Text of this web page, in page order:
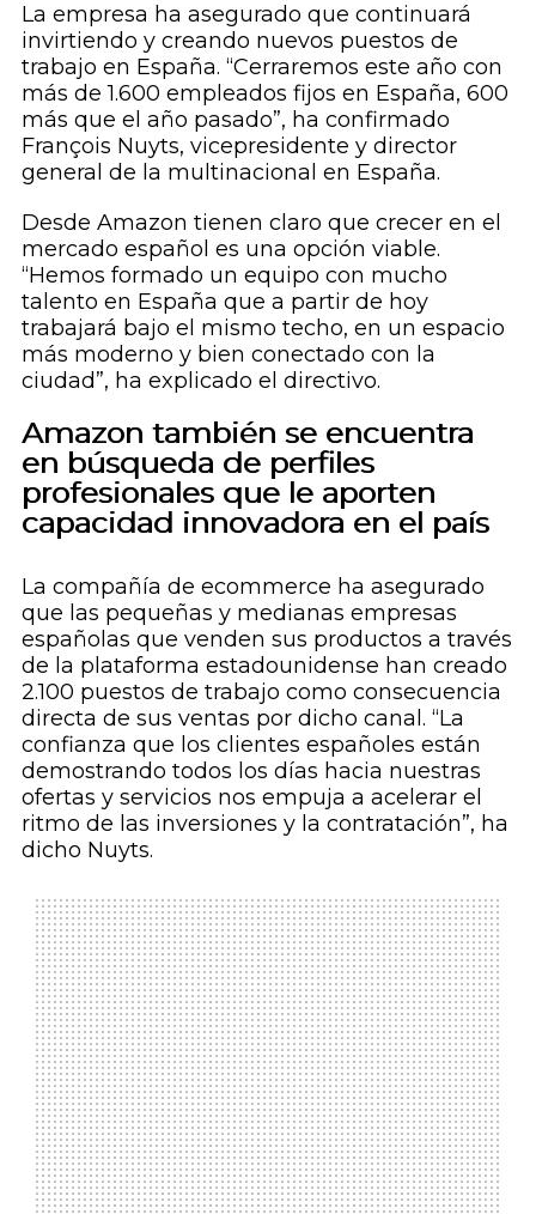
La empresa ha asegurado que continuará
invirtiendo y creando nuevos puestos de
trabajo en España. “Cerraremos este año con
más de 1.600 empleados fijos en España, 600
más que el año pasado”, ha confirmado
François Nuyts, vicepresidente y director
general de la multinacional en España.
Desde Amazon tienen claro que crecer en el
mercado español es una opción viable.
“Hemos formado un equipo con mucho
talento en España que a partir de hoy
trabajará bajo el mismo techo, en un espacio
más moderno y bien conectado con la
ciudad”, ha explicado el directivo.
Amazon también se encuentra
en búsqueda de perfiles
profesionales que le aporten
capacidad innovadora en el país
La compañía de ecommerce ha asegurado
que las pequeñas y medianas empresas
españolas que venden sus productos a través
de la plataforma estadounidense han creado
2.100 puestos de trabajo como consecuencia
directa de sus ventas por dicho canal. “La
confianza que los clientes españoles están
demostrando todos los días hacia nuestras
ofertas y servicios nos empuja a acelerar el
ritmo de las inversiones y la contratación”, ha
dicho Nuyts.